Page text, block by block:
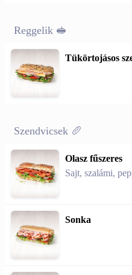
Reggelik 🥪
Tükörtojásos
Szendvicsek 🥖
Olasz fűszeres
Sajt, szalámi,
Sonka